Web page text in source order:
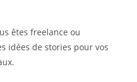
êtes freelance ou
idées de stories pour vos